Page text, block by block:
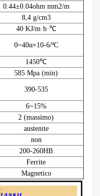
0.44±0.04ohm mm2/m
8,4 g/cm3
40 KJ/m·h·℃
0~40α×10-6/ºC
1450℃
585 Mpa (min)
390-535
6~15%
2 (massimo)
austenite
non
200-260HB
Ferrite
Magnetico